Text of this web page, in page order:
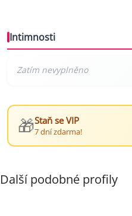
Intimnosti
🎁Staň se VIP
7 dní zdarma!
Další podobné profily